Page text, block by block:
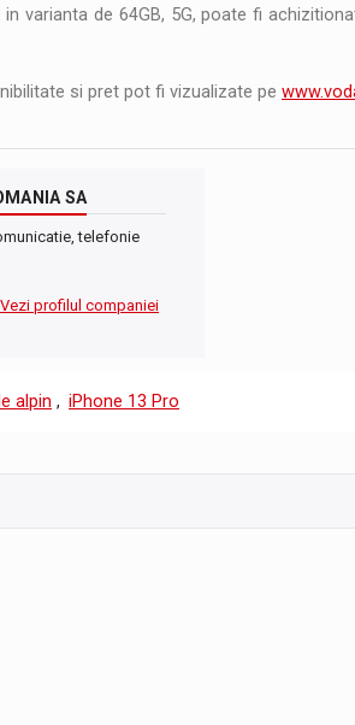
in varianta de 64GB, 5G, poate fi
si pret pot fi vizualizate pe
SA
telefonie
Vezi profilul companiei
alpin , iPhone 13 Pro